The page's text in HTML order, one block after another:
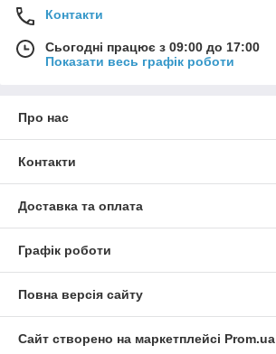
Контакти
Сьогодні працює з 09:00 до 17:00
Показати весь графік роботи
Про нас
Контакти
Доставка та оплата
Графік роботи
Повна версія сайту
Сайт створено на маркетплейсі Prom.ua